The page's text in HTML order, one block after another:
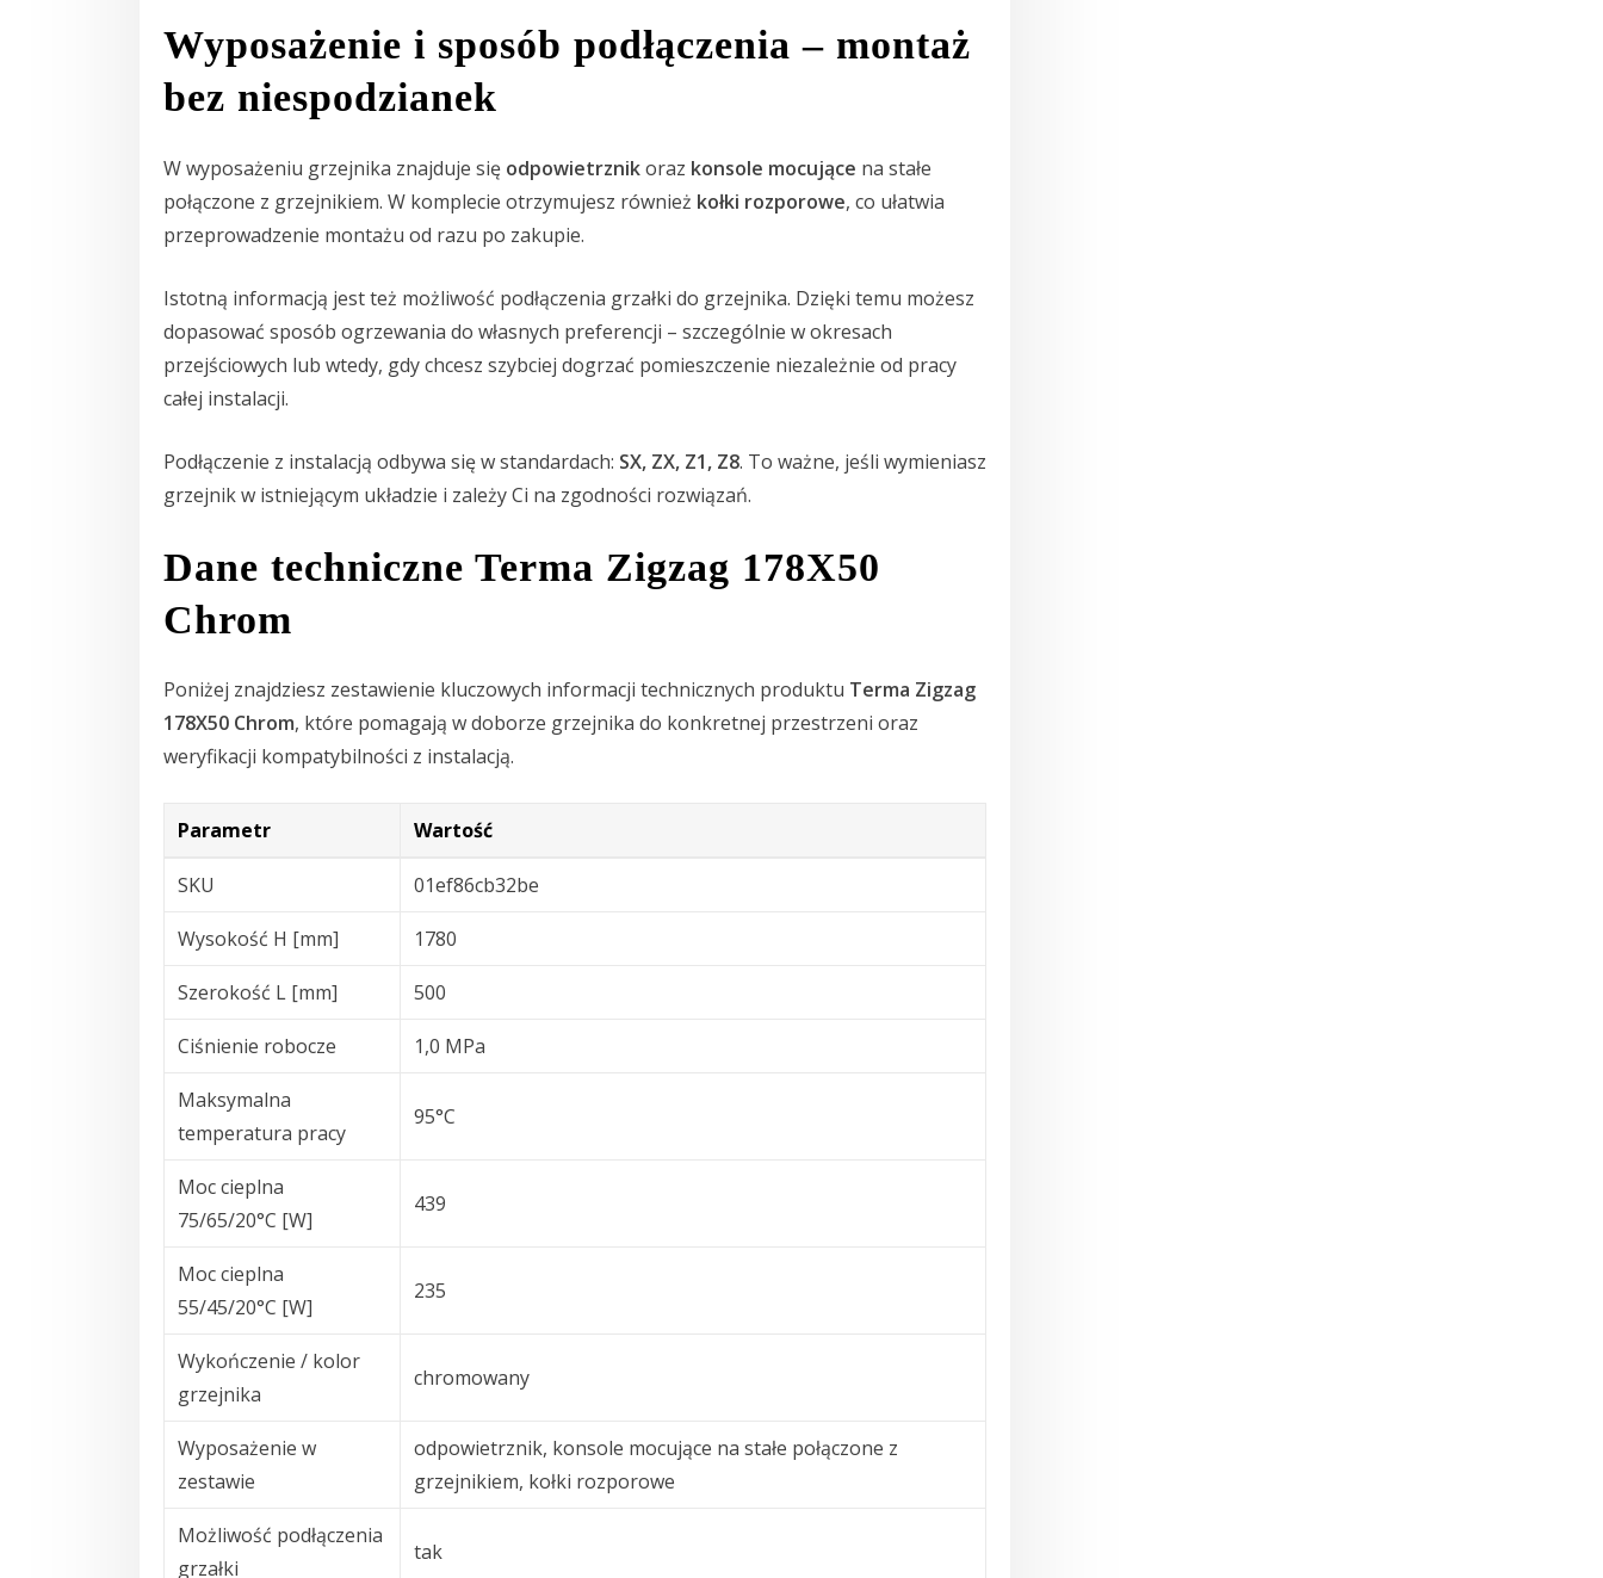
Wyposażenie i sposób podłączenia – montaż
bez niespodzianek
W wyposażeniu grzejnika znajduje się odpowietrznikoraz konsole mocujące na stałe
połączone z grzejnikiem. W komplecie otrzymujesz również kołki rozporowe, co ułatwia
przeprowadzenie montażu od razu po zakupie.
Istotną informacją jest też możliwość podłączenia grzałki do grzejnika. Dzięki temu możesz
dopasować sposób ogrzewania do własnych preferencji – szczególnie w okresach
przejściowych lub wtedy, gdy chcesz szybciej dogrzać pomieszczenie niezależnie od pracy
całej instalacji.
Podłączenie z instalacją odbywa się w standardach: SX, ZX, Z1, Z8. To ważne, jeśli wymieniasz
grzejnik w istniejącym układzie i zależy Ci na zgodności rozwiązań.
Dane techniczne Terma Zigzag 178X50
Chrom
Poniżej znajdziesz zestawienie kluczowych informacji technicznych produktu Terma Zigzag
178X50 Chrom, które pomagają w doborze grzejnika do konkretnej przestrzeni oraz
weryfikacji kompatybilności z instalacją.
Parametr Wartość
SKU 01ef86cb32be
Wysokość H [mm] 1780
Szerokość L [mm] 500
Ciśnienie robocze 1,0 MPa
Maksymalna
temperatura pracy
95°C
Moc cieplna
75/65/20°C [W]
439
Moc cieplna
55/45/20°C [W]
235
Wykończenie / kolor
grzejnika
chromowany
Wyposażenie w
zestawie
odpowietrznik, konsole mocujące na stałe połączone z
grzejnikiem, kołki rozporowe
Możliwość podłączenia
grzałki
tak